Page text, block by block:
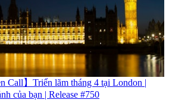
Call】Triển lãm tháng 4 tại London |
của bạn | Release #750